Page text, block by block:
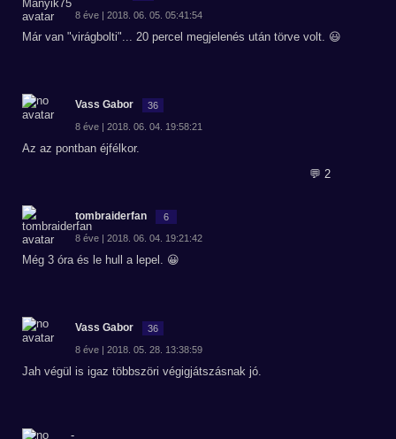
8 éve | 2018. 06. 05. 05:41:54
Már van "virágbolti"... 20 percel megjelenés után törve volt. 😃
Vass Gabor 36
8 éve | 2018. 06. 04. 19:58:21
Az az pontban éjfélkor.
💬 2
tombraiderfan 6
8 éve | 2018. 06. 04. 19:21:42
Még 3 óra és le hull a lepel. 😀
Vass Gabor 36
8 éve | 2018. 05. 28. 13:38:59
Jah végül is igaz többszöri végigjátszásnak jó.
-